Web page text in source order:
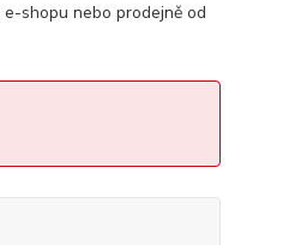
shopu nebo prodejně od